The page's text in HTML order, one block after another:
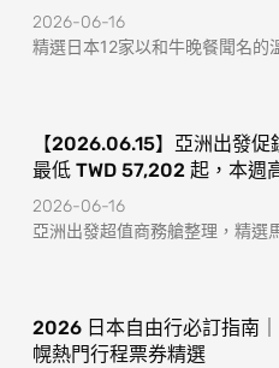
2026-06-16
精選日本12家以和牛晚餐聞名的
【2026.06.15】亞洲出發
最低 TWD 57,202 起，本週
2026-06-16
亞洲出發超值商務艙整理，精選
2026 日本自由行必訂指南
幌熱門行程票券精選